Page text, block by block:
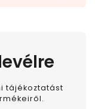
tájékoztatást